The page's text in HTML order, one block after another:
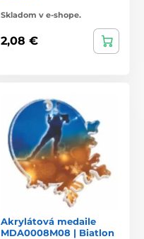
Skladom v e-shope.
2,08 €
Akrylátová medaile
MDA0008M08 | Biatlon